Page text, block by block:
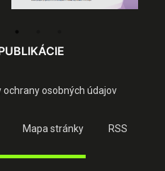
ochrany osobných údajov
Mapa stránky RSS